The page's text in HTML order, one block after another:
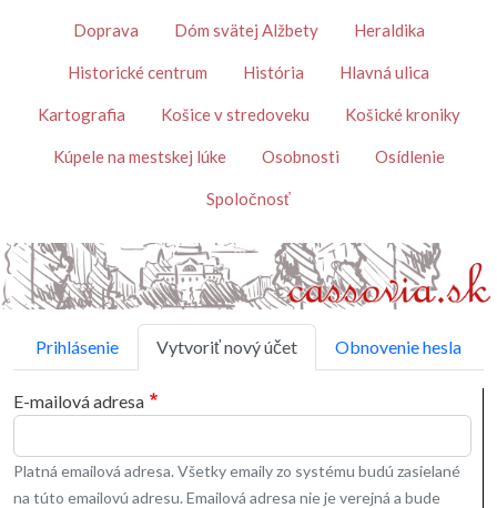
TémyDoprava Dóm svätej Alžbety Heraldika
Historické centrum História Hlavná ulica
Kartografia Košice v stredoveku Košické kroniky
Kúpele na mestskej lúke Osobnosti Osídlenie
Spoločnosť
Primárne karty
Prihlásenie Vytvoriť nový účet Obnovenie hesla
E-mailová adresa
Platná emailová adresa. Všetky emaily zo systému budú zasielané
na túto emailovú adresu. Emailová adresa nie je verejná a bude